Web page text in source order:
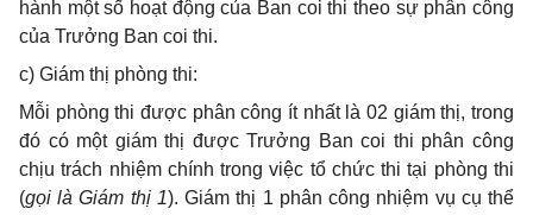
hành một số hoạt động của Ban coi thi theo sự phân công
của Trưởng Ban coi thi.
c) Giám thị phòng thi:
Mỗi phòng thi được phân công ít nhất là 02 giám thị, trong
đó có một giám thị được Trưởng Ban coi thi phân công
chịu trách nhiệm chính trong việc tổ chức thi tại phòng thi
(gọi là Giám thị 1). Giám thị 1 phân công nhiệm vụ cụ thể